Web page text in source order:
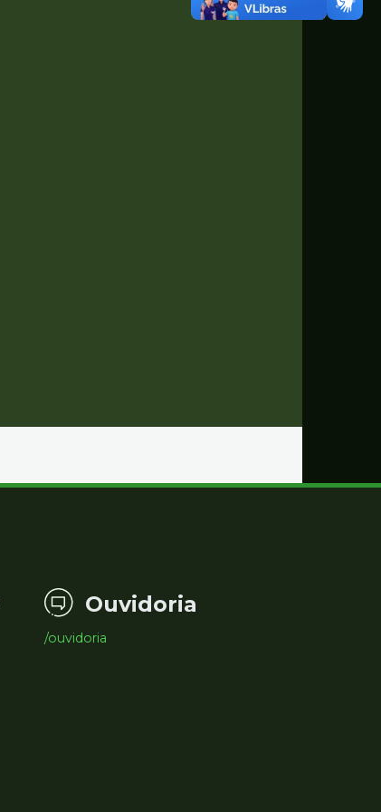
Ouvidoria
/ouvidoria